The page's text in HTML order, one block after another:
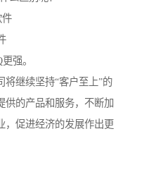
件
强。
将继续坚持“客户至上”的
供的产品和服务，不断加
，促进经济的发展作出更